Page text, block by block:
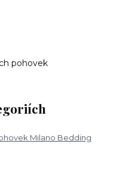
pohovek
Milano Bedding